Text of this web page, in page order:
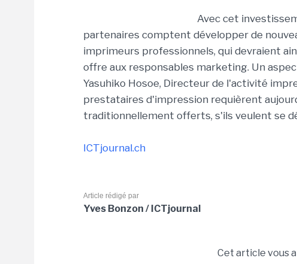
Avec cet
partenaires comptent développer de
imprimeurs professionnels, qui devraient
offre aux responsables marketing. Un
Yasuhiko Hosoe, Directeur de l'activité
prestataires d'impression requièrent
traditionnellement offerts, s'ils veulent se
ICTjournal.ch
Article rédigé par
Yves Bonzon / ICTjournal
Cet article vous a